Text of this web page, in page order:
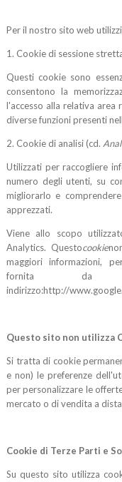
Per il nostro sito web
1. Cookie di sessione
Questi cookie sono
consentono la
l'accesso alla relativa
diverse funzioni presenti
2. Cookie di analisi (cd.
Utilizzati per raccogliere
numero degli utenti, su
migliorarlo e
apprezzati.
Viene allo scopo
Analytics. Questocookie
maggiori informazioni,
fornita da
indirizzo:http://
Questo sito non utilizza
Si tratta di cookie
e non) le preferenze
per personalizzare le
mercato o di vendita a
Cookie di Terze Parti e
Su questo sito utilizza